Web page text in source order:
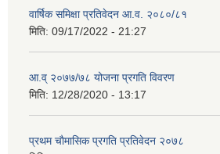
वार्षिक समिक्षा प्रतिवेदन आ.व. २०८०/८१
मिति: 09/17/2022 - 21:27
आ.व् २०७७/७८ योजना प्रगति विवरण
मिति: 12/28/2020 - 13:17
प्रथम चाैमासिक प्रगति प्रतिवेदन २०७८